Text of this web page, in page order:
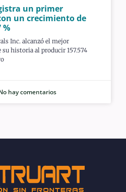
un primer
un crecimiento de
%
Inc. alcanzó el mejor
su historia al producir 157.574
hay comentarios